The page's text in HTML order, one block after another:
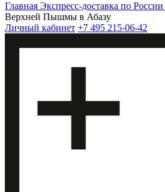
Главная Экспресс-доставка по России
Верхней Пышмы в Абазу
Личный кабинет +7 495 215-06-42